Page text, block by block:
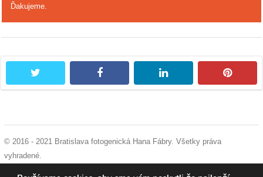
Ďakujeme.
facebook linkedin
© 2016 - 2021 Bratislava fotogenická Hana Fábry. Všetky práva
vyhradené.